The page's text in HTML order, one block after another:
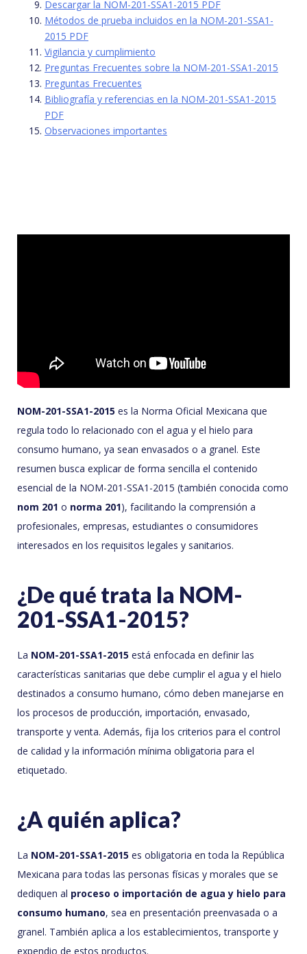
Descargar la NOM-201-SSA1-2015 PDF
Métodos de prueba incluidos en la NOM-201-SSA1-
2015 PDF
Vigilancia y cumplimiento
Preguntas Frecuentes sobre la NOM-201-SSA1-2015
Preguntas Frecuentes
Bibliografía y referencias en la NOM-201-SSA1-2015
PDF
Observaciones importantes
NOM-201-SSA1-2015 es la Norma Oficial Mexicana que
regula todo lo relacionado con el agua y el hielo para
consumo humano, ya sean envasados o a granel. Este
resumen busca explicar de forma sencilla el contenido
esencial de la NOM-201-SSA1-2015 (también conocida como
nom 201 o norma 201), facilitando la comprensión a
profesionales, empresas, estudiantes o consumidores
interesados en los requisitos legales y sanitarios.
¿De qué trata la NOM-
201-SSA1-2015?
La NOM-201-SSA1-2015 está enfocada en definir las
características sanitarias que debe cumplir el agua y el hielo
destinados a consumo humano, cómo deben manejarse en
los procesos de producción, importación, envasado,
transporte y venta. Además, fija los criterios para el control
de calidad y la información mínima obligatoria para el
etiquetado.
¿A quién aplica?
La NOM-201-SSA1-2015 es obligatoria en toda la República
Mexicana para todas las personas físicas y morales que se
dediquen al proceso o importación de agua y hielo para
consumo humano, sea en presentación preenvasada o a
granel. También aplica a los establecimientos, transporte y
expendio de estos productos.